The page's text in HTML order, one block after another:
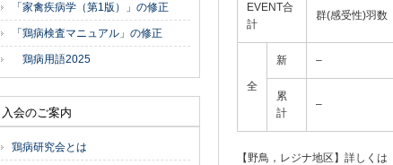
EVENT合
計
群(感受性)羽数
全
新 –
累
計
–
【野鳥，レジナ地区】詳しくは
「家禽疾病学（第1版）」の修正
「鶏病検査マニュアル」の修正
鶏病用語2025
入会のご案内
鶏病研究会とは